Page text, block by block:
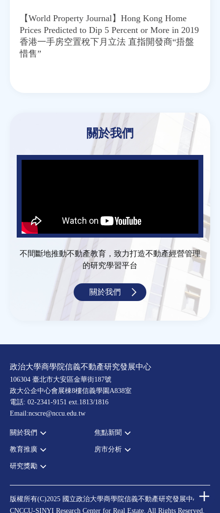
【World Property Journal】Hong Kong Home
Prices Predicted to Dip 5 Percent or More in 2019
香港一手房空置稅下月立法 直指開發商“捂盤
惜售”
關於我們
不間斷地推動不動產教育，致力打造不動產經營管理
的研究學習平台
關於我們
政治大學商學院信義不動產研究發展中心
106304 臺北市大安區金華街187號
政大公企中心會展棟8樓信義學園A838室
電話: 02-2341-9151 ext.1813/1816
Email:ncscre@nccu.edu.tw
關於我們
宗旨願景
設置辦法
指導委員
中心成員
聯絡我們
焦點新聞
全部新聞
法律新訊
教育推廣
全部活動
理財規劃講座
房市分析
研究獎勵
住宅學會論文獎支援
都市計劃學會論文獎支援
版權所有(C)2025 國立政治大學商學院信義不動產研究發展中心
CNCCU-SINYI Research Center for Real Estate. All Rights Reserved.